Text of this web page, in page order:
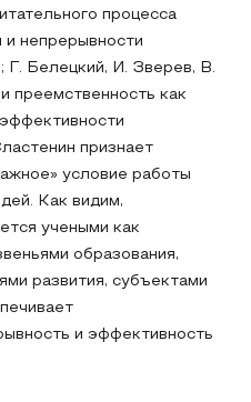
процесса
и непрерывности
Г. Белецкий, И. Зверев, В.
преемственность как
признает
условие работы
Как видим,
учеными как
образования,
развития, субъектами
и эффективность